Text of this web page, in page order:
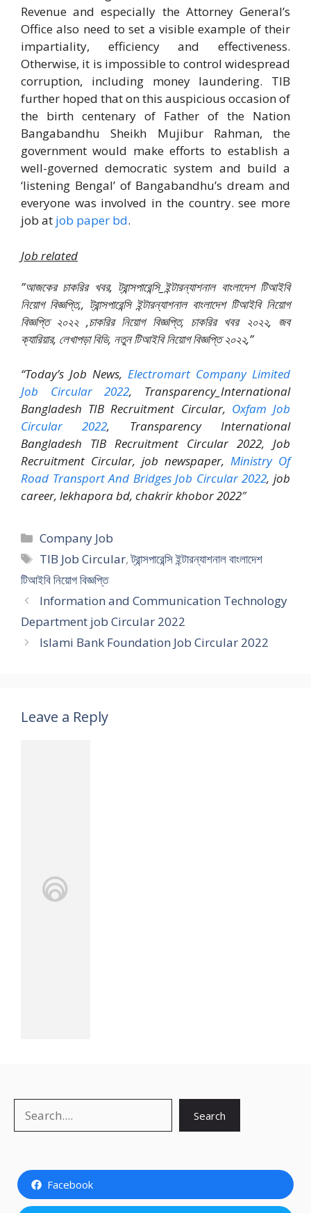
Revenue and especially the Attorney General’s
Office also need to set a visible example of their
impartiality, efficiency and effectiveness.
Otherwise, it is impossible to control widespread
corruption, including money laundering. TIB
further hoped that on this auspicious occasion of
the birth centenary of Father of the Nation
Bangabandhu Sheikh Mujibur Rahman, the
government would make efforts to establish a
well-governed democratic system and build a
‘listening Bengal’ of Bangabandhu’s dream and
everyone was involved in the country. see more
job at job paper bd.
Job related
”আজকের চাকরির খবর, ট্রান্সপারেন্সি_ইন্টারন্যাশনাল বাংলাদেশ টিআইবি
নিয়োগ বিজ্ঞপ্তি,, ট্রান্সপারেন্সি ইন্টারন্যাশনাল বাংলাদেশ টিআইবি নিয়োগ
বিজ্ঞপ্তি ২০২২ ,চাকরির নিয়োগ বিজ্ঞপ্তি, চাকরির খবর ২০২২, জব
ক্যারিয়ার, লেখাপড়া বিডি, নতুন টিআইবি নিয়োগ বিজ্ঞপ্তি ২০২২,”
“Today’s Job News, Electromart Company Limited
Job Circular 2022, Transparency_International
Bangladesh TIB Recruitment Circular, Oxfam Job
Circular 2022, Transparency International
Bangladesh TIB Recruitment Circular 2022, Job
Recruitment Circular, job newspaper, Ministry Of
Road Transport And Bridges Job Circular 2022, job
career, lekhapora bd, chakrir khobor 2022″
Categories
Company Job
Tags
TIB Job Circular,ট্রান্সপারেন্সি ইন্টারন্যাশনাল বাংলাদেশ
টিআইবি নিয়োগ বিজ্ঞপ্তি
Information and Communication Technology
Department job Circular 2022
Islami Bank Foundation Job Circular 2022
Leave a Reply
Search
Facebook